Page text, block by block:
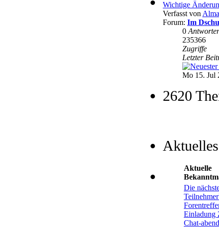
Wichtige
Verfasst von
Forum: Im
0
235366
Zugriffe
Letzter
Mo 15. Jul
2620
Aktuelles
Aktuelle
Die
Einladung
Chat-abend